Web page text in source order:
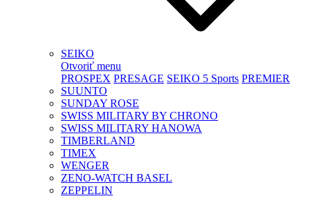
SEIKO
Otvoriť menu
PROSPEX PRESAGE SEIKO 5 Sports PREMIER
SUUNTO
SUNDAY ROSE
SWISS MILITARY BY CHRONO
SWISS MILITARY HANOWA
TIMBERLAND
TIMEX
WENGER
ZENO-WATCH BASEL
ZEPPELIN